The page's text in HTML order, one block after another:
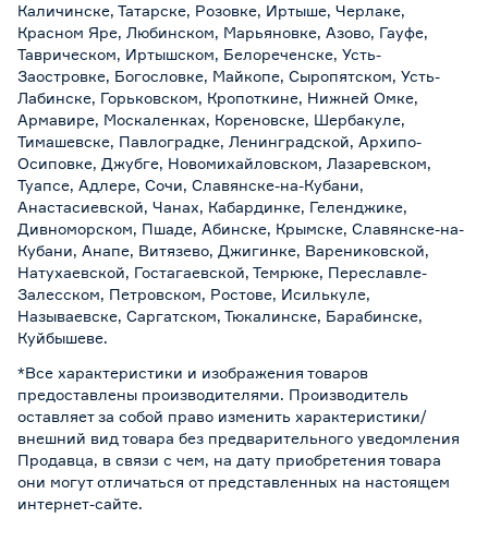
Каличинске, Татарске, Розовке, Иртыше, Черлаке,
Красном Яре, Любинском, Марьяновке, Азово, Гауфе,
Таврическом, Иртышском, Белореченске, Усть-
Заостровке, Богословке, Майкопе, Сыропятском, Усть-
Лабинске, Горьковском, Кропоткине, Нижней Омке,
Армавире, Москаленках, Кореновске, Шербакуле,
Тимашевске, Павлоградке, Ленинградской, Архипо-
Осиповке, Джубге, Новомихайловском, Лазаревском,
Туапсе, Адлере, Сочи, Славянске-на-Кубани,
Анастасиевской, Чанах, Кабардинке, Геленджике,
Дивноморском, Пшаде, Абинске, Крымске, Славянске-на-
Кубани, Анапе, Витязево, Джигинке, Варениковской,
Натухаевской, Гостагаевской, Темрюке, Переславле-
Залесском, Петровском, Ростове, Исилькуле,
Называевске, Саргатском, Тюкалинске, Барабинске,
Куйбышеве.
*Все характеристики и изображения товаров
предоставлены производителями. Производитель
оставляет за собой право изменить характеристики/
внешний вид товара без предварительного уведомления
Продавца, в связи с чем, на дату приобретения товара
они могут отличаться от представленных на настоящем
интернет-сайте.